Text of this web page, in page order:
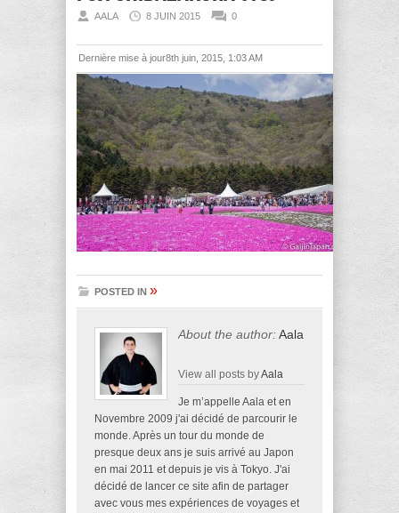
AALA 8 JUIN 2015 0
Dernière mise à jour8th juin, 2015, 1:03 AM
POSTED IN »
About the author:Aala
View all posts byAala
Je m’appelle Aala et en
Novembre 2009 j'ai décidé de parcourir le
monde. Après un tour du monde de
presque deux ans je suis arrivé au Japon
en mai 2011 et depuis je vis à Tokyo. J'ai
décidé de lancer ce site afin de partager
avec vous mes expériences de voyages et